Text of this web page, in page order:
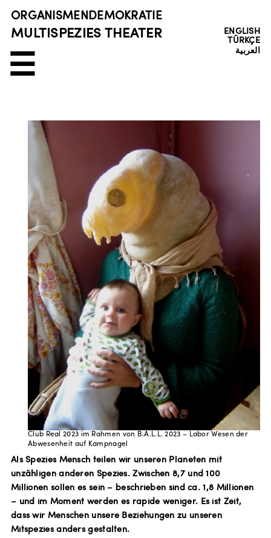
ORGANISMENDEMOKRATIE
MULTISPEZIES THEATER
☰
ENGLISH
TÜRKÇE
العربية
Club Real 2023 im Rahmen von B.A.L.L. 2023 – Labor Wesen der
Abwesenheit auf Kampnagel
Als Spezies Mensch teilen wir unseren Planeten mit
unzähligen anderen Spezies. Zwischen 8,7 und 100
Millionen sollen es sein – beschrieben sind ca. 1,8 Millionen
– und im Moment werden es rapide weniger. Es ist Zeit,
dass wir Menschen unsere Beziehungen zu unseren
Mitspezies anders gestalten.